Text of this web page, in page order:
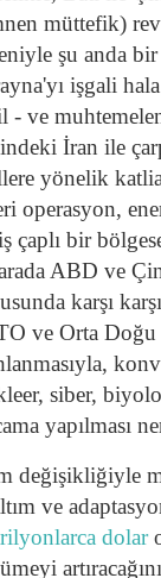
müttefik)
şu anda
işgali
- ve
İran ile
yönelik
operasyon,
çaplı bir
ABD ve
karşı
ve Orta Doğu
siber,
yapılması
değişikliğiyle
ve
dolar